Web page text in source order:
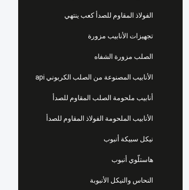
الفولاذ المقاوم للصدأ كعب ينتهي
تجهيزات الأنابيب مزورة
الصلب مزورة الشفاه
الأنابيب المصنوعة من الصلب الكربوني api
أنابيب ملحومة الصلب المقاوم للصدأ
الأنابيب الملحومة الفولاذ المقاوم للصدأ
نيكل سبيكة أنبوب
هاستلّوي أنبوب
النحاس والنيكل الأنبوبة